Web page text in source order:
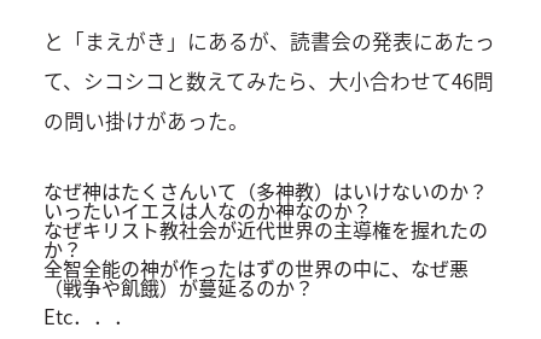
と「まえがき」にあるが、読書会の発表にあたっ
て、シコシコと数えてみたら、大小合わせて46問
の問い掛けがあった。
なぜ神はたくさんいて（多神教）はいけないのか？
いったいイエスは人なのか神なのか？
なぜキリスト教社会が近代世界の主導権を握れたの
か？
全智全能の神が作ったはずの世界の中に、なぜ悪
（戦争や飢餓）が蔓延るのか？
Etc．．．